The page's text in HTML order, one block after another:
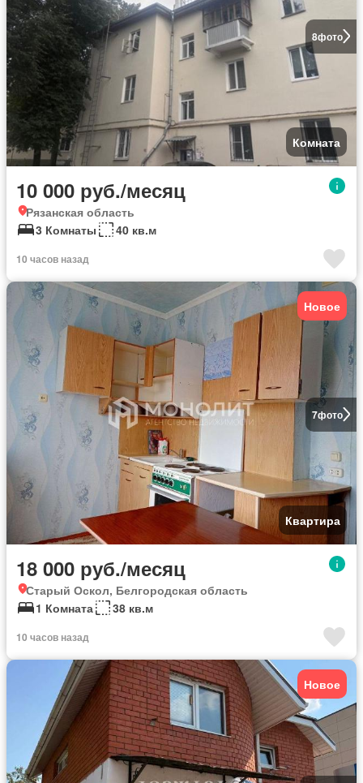
8фото
Комната
10 000 руб./месяц
Рязанская область
3 Комнаты
40 кв.м
10 часов назад
7фото
Новое
Квартира
18 000 руб./месяц
Старый Оскол, Белгородская область
1 Комната
38 кв.м
10 часов назад
Новое